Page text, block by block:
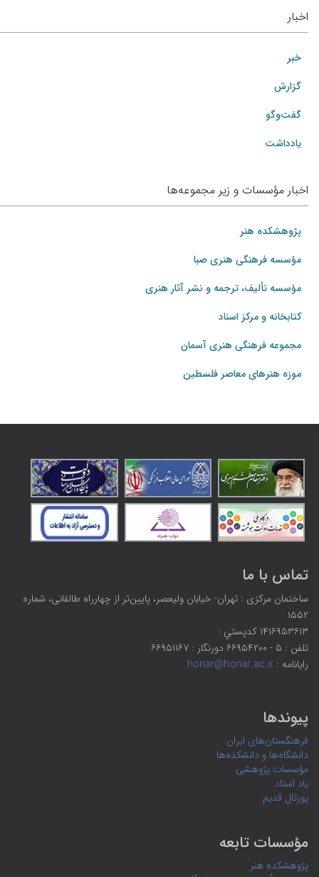
اخبار
خبر
گزارش
گفت‌وگو
یادداشت
اخبار مؤسسات و زیر مجموعه‌ها
پژوهشکده هنر
مؤسسه فرهنگی هنری صبا
مؤسسه تألیف، ترجمه و نشر آثار هنری
کتابخانه و مرکز اسناد
مجموعه فرهنگی هنری آسمان
موزه هنرهای‌ معاصر فلسطین
تماس با ما
ساختمان مرکزی : تهران- خیابان ولیعصر، پایین‌تر از چهارراه طالقانی، شماره
۱۵۵۲
۱۴۱۶۹۵۳۶۱۳ كدپستي :
تلفن : ۵ - ۶۶۹۵۴۲۰۰ دورنگار : ۶۶۹۵۱۱۶۷
رایانامه :honar@honar.ac.ir
پیوندها
فرهنگستان‌های ایران
دانشگاه‌ها و دانشکده‌ها
مؤسسات پژوهشی
یاد استاد
پورتال قدیم
مؤسسات تابعه
پژوهشکده هنر